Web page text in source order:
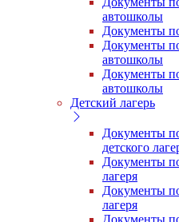
автошколы
Документы
Документы
автошколы
Документы
автошколы
Детский лагерь
Документы
детского
Документы
лагеря
Документы
лагеря
Документы